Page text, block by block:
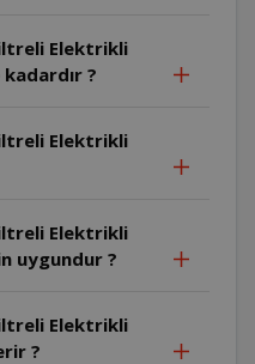
Elektrikli
?
Elektrikli
Elektrikli
uygundur ?
Elektrikli
?